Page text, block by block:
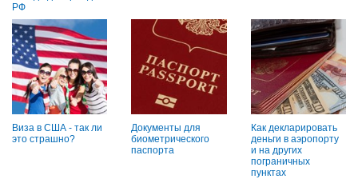
РФ
Виза в США - так ли
это страшно?
Документы для
биометрического
паспорта
Как декларировать
деньги в аэропорту
и на других
пограничных
пунктах